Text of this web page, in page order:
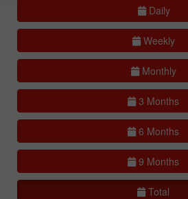
Daily
Weekly
Monthly
3 Months
6 Months
9 Months
Total